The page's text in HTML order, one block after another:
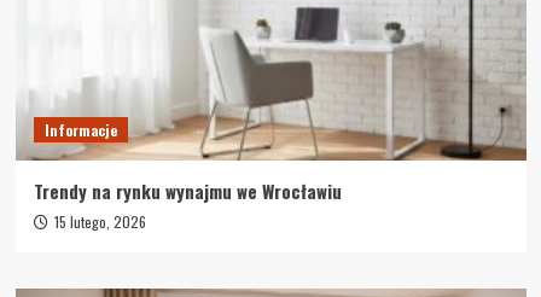
Informacje
Trendy na rynku wynajmu we Wrocławiu
15 lutego, 2026